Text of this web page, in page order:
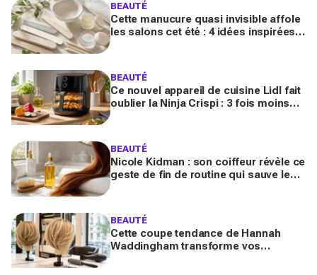
BEAUTÉ
Cette manucure quasi invisible affole
les salons cet été : 4 idées inspirées
BEAUTÉ
Ce nouvel appareil de cuisine Lidl fait
oublier la Ninja Crispi : 3 fois moins
BEAUTÉ
Nicole Kidman : son coiffeur révèle ce
geste de fin de routine qui sauve les
BEAUTÉ
Cette coupe tendance de Hannah
Waddingham transforme vos